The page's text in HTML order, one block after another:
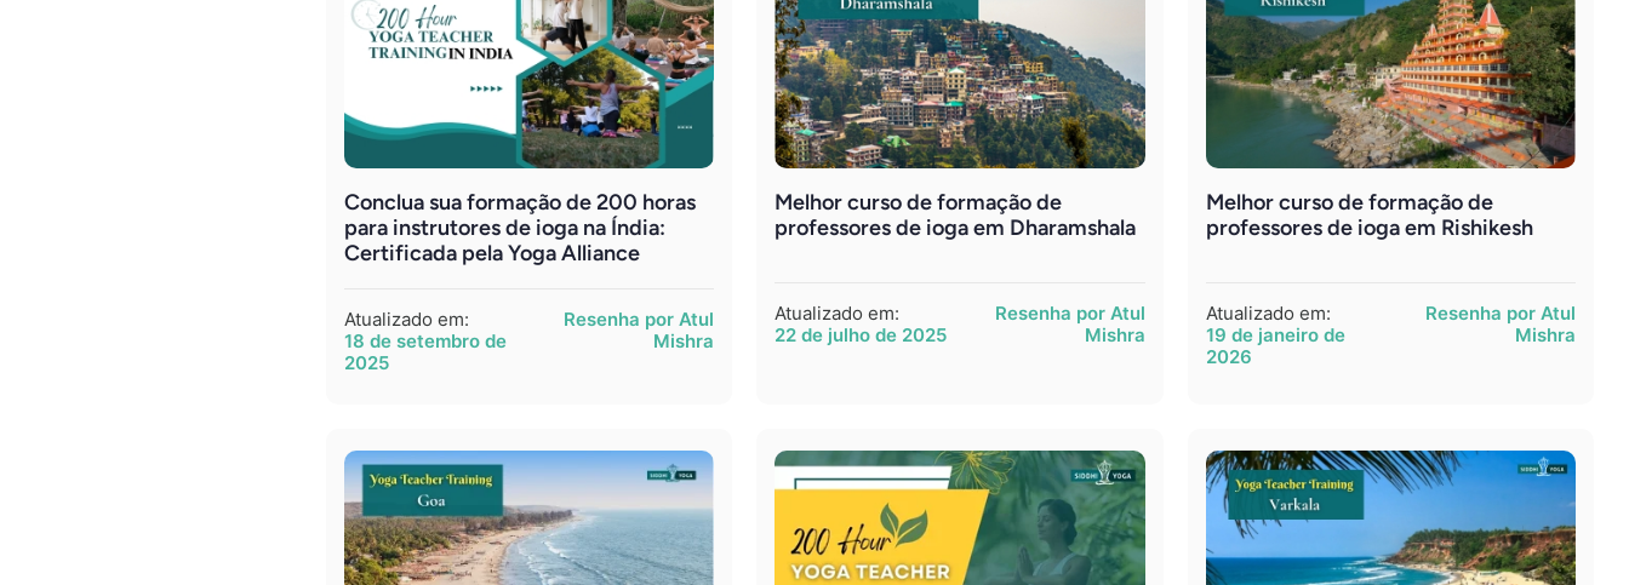
Conclua sua formação de 200 horas
para instrutores de ioga na Índia:
Certificada pela Yoga Alliance
Atualizado em:
18 de setembro de
2025
Resenha por Atul
Mishra
Melhor curso de formação de
professores de ioga em Dharamshala
Atualizado em:
22 de julho de 2025
Resenha por Atul
Mishra
Melhor curso de formação de
professores de ioga em Rishikesh
Atualizado em:
19 de janeiro de
2026
Resenha por Atul
Mishra